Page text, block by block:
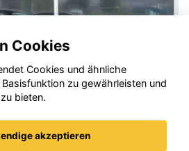
Cookies
Cookies und ähnliche
zu gewährleisten und
bieten.
akzeptieren